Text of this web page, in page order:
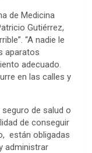
de Medicina
Gutiérrez,
“A nadie le
aparatos
adecuado.
en las calles y
de salud o
de conseguir
están obligadas
administrar